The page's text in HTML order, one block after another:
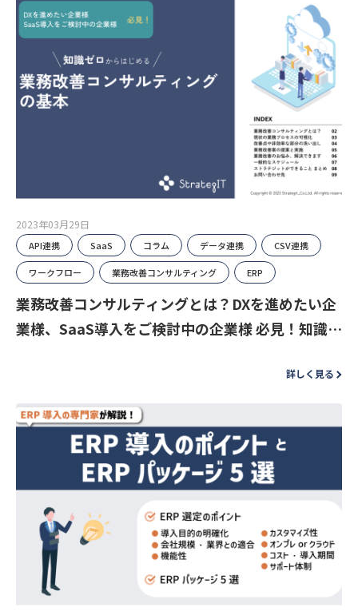
2023年03月29日
API連携 SaaS コラム データ連携 CSV連携
ワークフロー 業務改善コンサルティング ERP
業務改善コンサルティングとは？DXを進めたい企
業様、SaaS導入をご検討中の企業様 必見！知識ゼ
詳しく見る